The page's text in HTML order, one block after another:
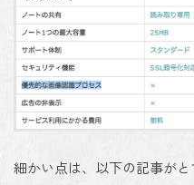
細かい点は、以下の記事が